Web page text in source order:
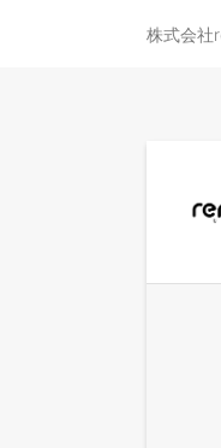
株式会社